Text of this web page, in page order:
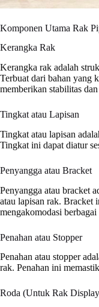
Komponen Utama Rak
Kerangka Rak
Kerangka rak adalah
Terbuat dari bahan yang
memberikan stabilitas
Tingkat atau Lapisan
Tingkat atau lapisan
Tingkat ini dapat diatur
Penyangga atau Bracket
Penyangga atau bracket
atau lapisan rak. Bracket
mengakomodasi
Penahan atau Stopper
Penahan atau stopper
rak. Penahan ini
Roda (Untuk Rak